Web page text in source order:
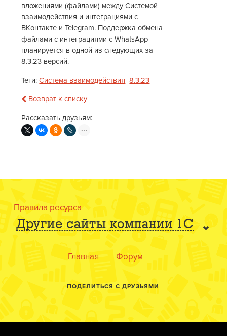
вложениями (файлами) между Системой
взаимодействия и интеграциями с
ВКонтакте и Telegram. Поддержка обмена
файлами с интеграциями с WhatsApp
планируется в одной из следующих за
8.3.23 версий.
Теги:Система взаимодействия 8.3.23
Возврат к списку
Рассказать друзьям:
Правила ресурса
Другие сайты компании 1С
Главная Форум
ПОДЕЛИТЬСЯ С ДРУЗЬЯМИ